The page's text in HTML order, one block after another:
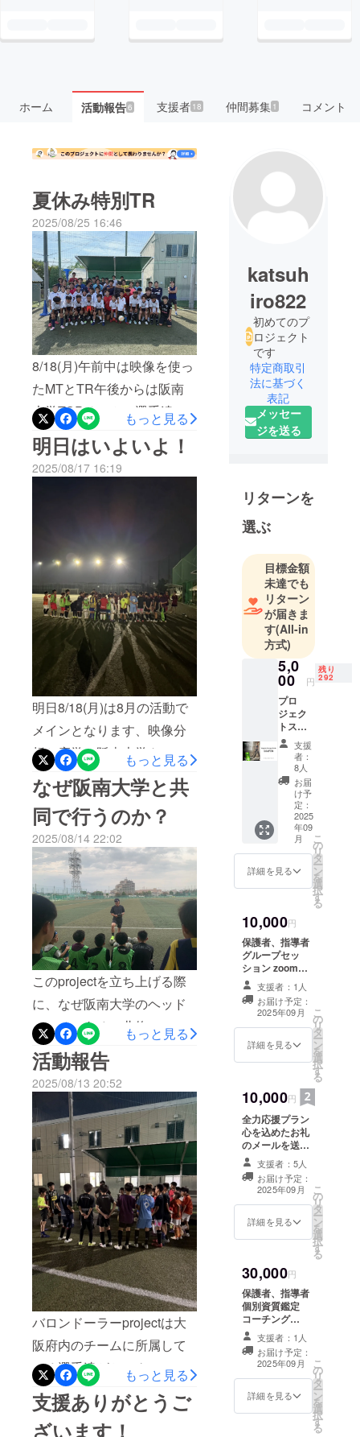
ホーム 活動報告6 支援者 18 仲間募集 1 コメント
夏休み特別TR
2025/08/25 16:46
8/18(月)午前中は映像を使っ
たMTとTR午後からは阪南
大学TOPチームの選手達と
合同TRを実施しました。ま
た、今回のTRを見学に大
阪、和歌山県や兵庫県、三
しいただいていました。あ
りがとうございます。我々
が行っている、日本人の能
力を最大限に生かすメソッ
ドから世界一の称号を手に
する選手を育てる！という
取り組み、考え方がより多
くの方々知れ渡り、協力し
ていただく方々が増えてい
くと嬉しいです。今回の特
別TRでは、今年度関西1位
に輝いたメンバー、Jリーグ
内定者5名も一緒にプレーし
ていただきました。一つの
一つのプレーの基準がその
日から変わってしまう環境
に身を置き、まだ自分が氣
付いていない特徴や可能性
に氣付かせるのが僕達の仕
事です。来月はJrユース
チームと初の主催フェス
ティバルを開催します！
もっと見る
明日はいよいよ！
2025/08/17 16:19
明日8/18(月)は8月の活動で
メインとなります、映像分
析と座学、阪南大学トップ
チームとの合同TRです！大
阪府内外からサッカー指導
始め、様々な方が見学に来
られます！お時間ある方は
是非、一度見学してみてく
ださい！8/18(月)2部練@阪
南大学高見の里グランド
10:00-12:00→映像MT・座学
13:30-15:00→TR指導者は昨
年大学日本一に導き、多く
のプロ選手を輩出している
阪南大学の北條ヘッドコー
チです。Jリーグ内定選手も
練習に参加してくれるな
ど、トップレベルの選手と
交わり、トッププレーヤー
になる基準はどのレベルな
のか？を体感させてくれて
います。8/18(月)ご参加は実
際に阪南大学で行っている
映像分析を用いたMTや座学
を行い、午後TRは阪南大学
トップチームの選手達との
合同トレーニングを実施し
ます。この1回のTRで選手
達の意識が変わり、明日か
らの行動が変わるキッカケ
を与えられることと思いま
すので、選手達も私達も大
変楽しみです！また、この
もっと見る
なぜ阪南大学と共
同で行うのか？
2025/08/14 22:02
このprojectを立ち上げる際
に、なぜ阪南大学のヘッド
コーチである、北條コーチ
にお願いしたのか？をお伝
えしたいと思います。僕は
2018年から今年までにフラ
ンス、スペイン、ベル
ギー、ポルトガル、ドイツ
などサッカー先進国と言わ
れる国のビッグクラブへと
選手達を連れて行き、練習
参加をさせてきました。そ
の中で現代の日本で行われ
ている、リアクション的な
サッカーや頑張りでどうに
かするサッカーの限界を感
じ、日本独自の育成方法×世
界の最先端のサッカーを融
合する必要があると感じま
した。また、日本では評価
されていない選手がヨー
もっと見る
活動報告
2025/08/13 20:52
バロンドーラーprojectは大
阪府内のチームに所属して
いる選手達がセレクション
を通過した20名の選手で活
動しています。月に2回のト
もっと見る
支援ありがとうご
ざいます！
katsuh
iro822
初めてのプ
ロジェクト
です
特定商取引
法に基づく
表記
メッセー
ジを送る
リターンを
選ぶ
目標金額
未達でも
リターン
が届きま
す(All-in
方式)
5,0
00 円
残り
292
プロ
ジェク
トスポ
ンサー
go&fun
天然エ
ナジー
ドリン
ク6本
原材
料：砂
糖(国内
製造)、
ガラナ
種子抽
出物、
葉抽出
物、 緑
茶抽出
物、高
麗人参
抽出物 /
酸味
料、pH
調整
料、カ
フェイ
タミン
C、ナイ
アシン
アミ
ド、 パ
ントテ
ン酸
Ca、ビ
タミン
B6、ビ
タミン
B12 保
存方法
味期限
2026年
10月28
日 原材
料 砂糖
(国内製
造)、ガ
ラナ種
子抽出
物、マ
テの葉
支援
者：
8人
お届
け予
定：
2025
年09
月
詳細を見る
こ
の
リ
タ
ー
ン
を
選
択
す
る
10,000円
保護者、指導者
グループセッ
ション zoomに
て60分を予定し
ております。 日
程はプロジェク
ト終了後にご支
援者様へ別途ご
連絡させて頂き
支援者：1人
お届け予定：
2025年09月
詳細を見る
こ
の
リ
タ
ー
ン
を
選
択
す
る
10,000円
全力応援プラン
心を込めたお礼
のメールを送ら
せて頂きます。
支援者：5人
お届け予定：
2025年09月
詳細を見る
こ
の
リ
タ
ー
ン
を
選
択
す
る
30,000円
保護者、指導者
個別資質鑑定
コーチング
zoomにて60分
間を予定してお
ります。 日程は
別途ご支援者様
へご連絡致しま
す。
支援者：1人
お届け予定：
2025年09月
詳細を見る
こ
の
リ
タ
ー
ン
を
選
択
す
る